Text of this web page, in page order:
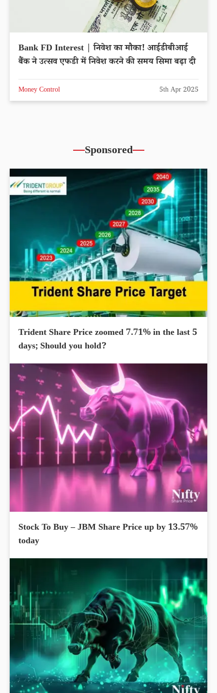
Bank FD Interest | निवेश का मौका! आईडीबीआई
बैंक ने उत्सव एफडी में निवेश करने की समय सिमा बढ़ा दी
Money Control 5th Apr 2025
Sponsored
Trident Share Price zoomed 7.71% in the last 5
days; Should you hold?
Stock To Buy – JBM Share Price up by 13.57%
today